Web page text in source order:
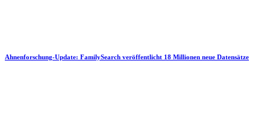
Ahnenforschung-Update: FamilySearch veröffentlicht 18 Millionen neue Datensätze